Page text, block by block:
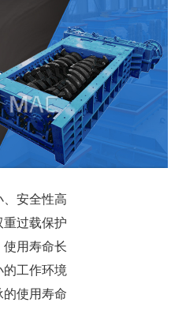
、安全性高
重过载保护
使用寿命长
的工作环境
的使用寿命